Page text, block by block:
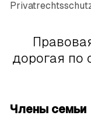
дорогая по
Члены семьи